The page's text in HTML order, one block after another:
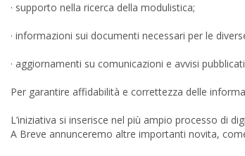
· supporto nella ricerca della modulistica;
· informazioni sui documenti necessari per le
· aggiornamenti su comunicazioni e avvisi
Per garantire affidabilità e correttezza delle
L’iniziativa si inserisce nel più ampio processo di
A Breve annunceremo altre importanti novita,